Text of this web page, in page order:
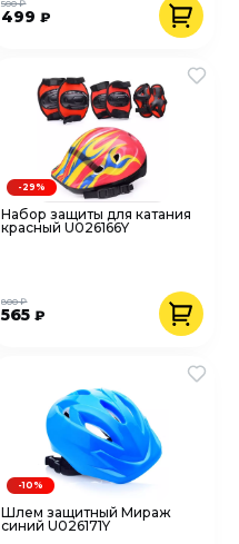
499₽
500 ₽
Набор защиты для катания
красный U026166Y
565₽
800 ₽
-29%
Шлем защитный Мираж
синий U026171Y
-10%